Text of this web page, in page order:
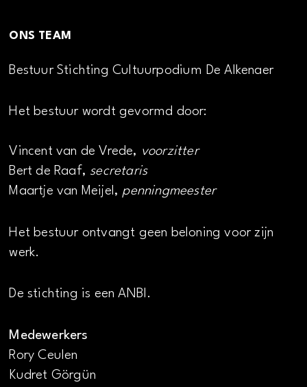
ONS TEAM
Bestuur Stichting Cultuurpodium De Alkenaer
Het bestuur wordt gevormd door:
Vincent van de Vrede, voorzitter
Bert de Raaf, secretaris
Maartje van Meijel, penningmeester
Het bestuur ontvangt geen beloning voor zijn
werk.
De stichting is een ANBI.
Medewerkers
Rory Ceulen
Kudret Görgün